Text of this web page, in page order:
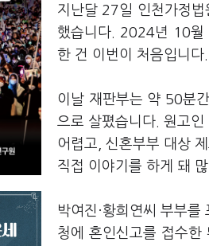
지난달 27일 인천가정법
했습니다. 2024년 10월
한 건 이번이 처음입니다.
이날 재판부는 약 50분
으로 살폈습니다. 원고
어렵고, 신혼부부 대상
직접 이야기를 하게 돼
박여진·황희연씨 부부
청에 혼인신고를 접수한